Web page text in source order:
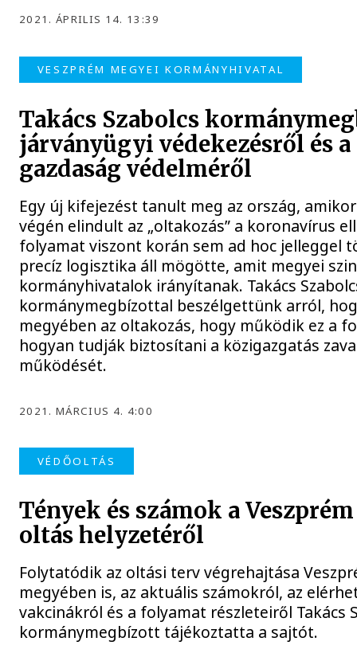
2021. ÁPRILIS 14. 13:39
VESZPRÉM MEGYEI KORMÁNYHIVATAL
Takács Szabolcs
járványügyi védekezésről és a
gazdaság védelméről
Egy új kifejezést tanult meg az ország,
végén elindult az „oltakozás” a koronavírus
folyamat viszont korán sem ad hoc jelleggel
precíz logisztika áll mögötte, amit megyei
kormányhivatalok irányítanak. Takács
kormánymegbízottal beszélgettünk arról,
megyében az oltakozás, hogy működik ez a
hogyan tudják biztosítani a közigazgatás
működését.
2021. MÁRCIUS 4. 4:00
VÉDŐOLTÁS
Tények és számok a
oltás helyzetéről
Folytatódik az oltási terv végrehajtása
megyében is, az aktuális számokról, az
vakcinákról és a folyamat részleteiről Takács
kormánymegbízott tájékoztatta a sajtót.